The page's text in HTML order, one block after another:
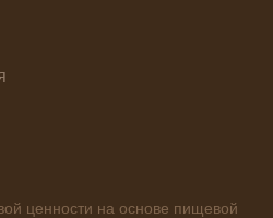
ценности на основе пищевой